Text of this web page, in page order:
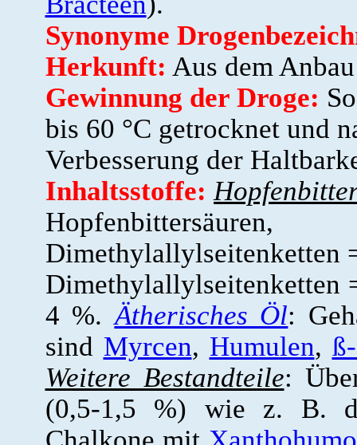
Synonyme
Herkunft: Aus dem
Gewinnung der Droge:
bis 60 °C getrocknet und
Verbesserung der
Inhaltsstoffe:
Hopfenbittersäuren,
Dimethylallylseitenketten
Dimethylallylseitenketten
4 %.Ätherisches Öl:
sind Myrcen, Humulen,
Weitere Bestandteile:
(0,5-1,5 %) wie z. B.